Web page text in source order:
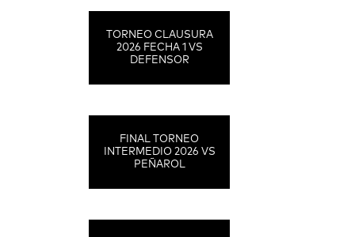
TORNEO CLAUSURA
2026 FECHA 1 VS
DEFENSOR
FINAL TORNEO
INTERMEDIO 2026 VS
PEÑAROL